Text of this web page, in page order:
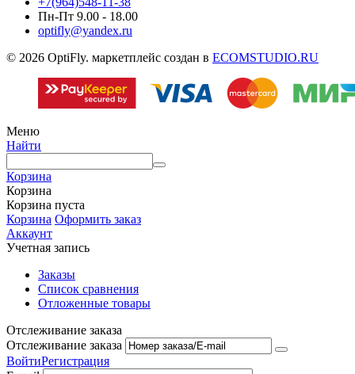
Пн-Пт 9.00 - 18.00
optifly@yandex.ru
© 2026 OptiFly. маркетплейс создан в ECOMSTUDIO.RU
Меню
Найти
Корзина
Корзина
Корзина пуста
Корзина Оформить заказ
Аккаунт
Учетная запись
Заказы
Список сравнения
Отложенные товары
Отслеживание заказа
Отслеживание заказа
ВойтиРегистрация